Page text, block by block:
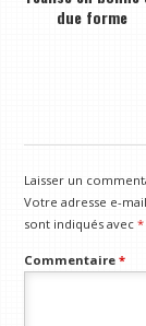
due forme
Laisser un
Votre adresse e-
sont indiqués avec*
Commentaire*